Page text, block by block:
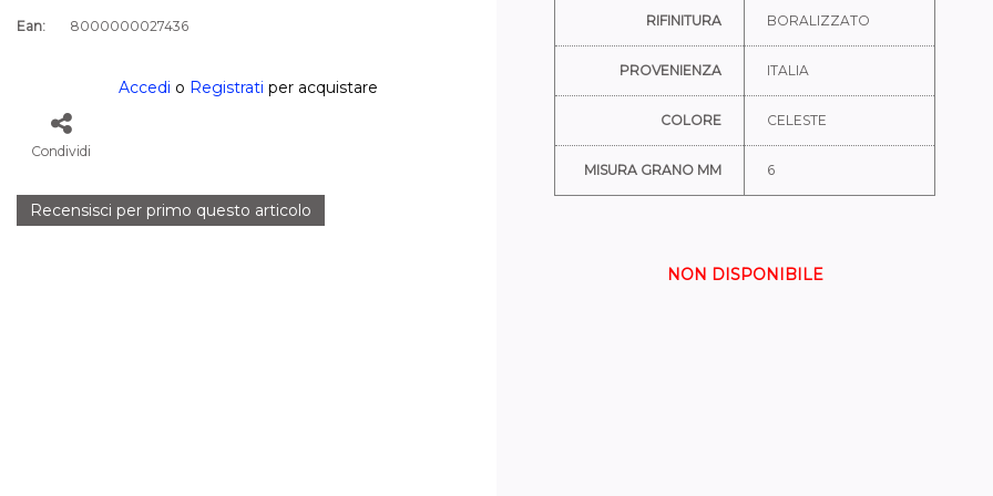
Ean: 8000000027436
Accedi o Registrati per acquistare
Condividi
Recensisci per primo questo articolo
RIFINITURA BORALIZZATO
PROVENIENZA ITALIA
COLORE CELESTE
MISURA GRANO MM 6
NON DISPONIBILE